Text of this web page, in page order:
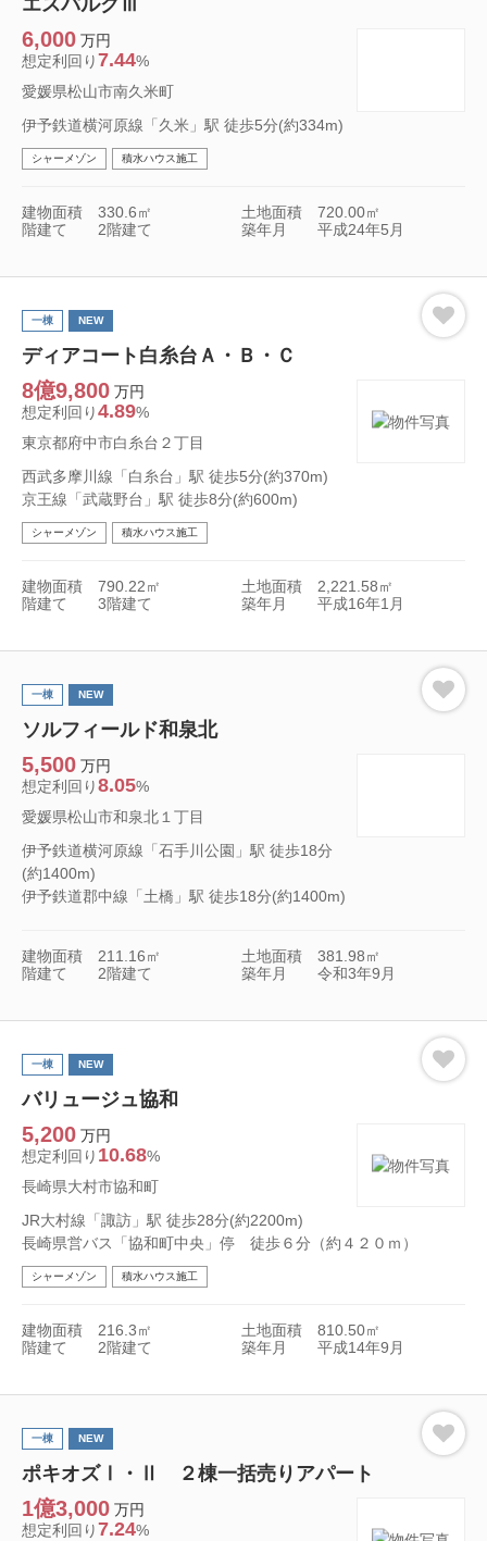
エスパルクⅢ
6,000 万円
想定利回り7.44%
愛媛県松山市南久米町
伊予鉄道横河原線「久米」駅 徒歩5分(約334m)
シャーメゾン 積水ハウス施工
建物面積 330.6㎡ 土地面積
720.00㎡
階建て
2階建て 築年月 平成24年5月
ディアコート白糸台Ａ・Ｂ・Ｃ
一棟 NEW
8億9,800 万円
想定利回り4.89%
東京都府中市白糸台２丁目
西武多摩川線「白糸台」駅 徒歩5分(約370m)
京王線「武蔵野台」駅 徒歩8分(約600m)
シャーメゾン 積水ハウス施工
建物面積 790.22㎡ 土地面積
2,221.58㎡
階建て
3階建て 築年月 平成16年1月
ソルフィールド和泉北
一棟 NEW
5,500 万円
想定利回り8.05%
愛媛県松山市和泉北１丁目
伊予鉄道横河原線「石手川公園」駅 徒歩18分
(約1400m)
伊予鉄道郡中線「土橋」駅 徒歩18分(約1400m)
建物面積 211.16㎡ 土地面積
381.98㎡
階建て
2階建て 築年月 令和3年9月
バリュージュ協和
一棟 NEW
5,200 万円
想定利回り 10.68%
長崎県大村市協和町
JR大村線「諏訪」駅 徒歩28分(約2200m)
長崎県営バス「協和町中央」停 徒歩６分（約４２０ｍ）
シャーメゾン 積水ハウス施工
建物面積 216.3㎡ 土地面積
810.50㎡
階建て
2階建て 築年月 平成14年9月
ポキオズⅠ・Ⅱ ２棟一括売りアパート
一棟 NEW
1億3,000 万円
想定利回り7.24%